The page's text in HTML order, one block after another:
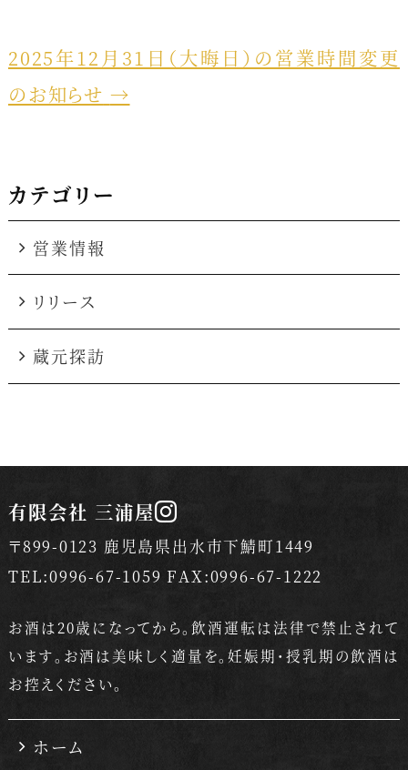
o
k
2025年12月31日（大晦日）の営業時間変更
のお知らせ →
カテゴリー
営業情報
リリース
蔵元探訪
有限会社 三浦屋
〒899-0123 鹿児島県出水市下鯖町1449
TEL:0996-67-1059 FAX:0996-67-1222
お酒は20歳になってから。飲酒運転は法律で禁止されて
います。 お酒は美味しく適量を。妊娠期・授乳期の飲酒は
お控えください。
ホーム